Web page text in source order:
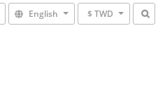
English $ TWD